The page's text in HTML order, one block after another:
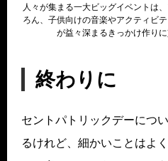
人々が集まる一大ビッグイベントは
ろん、子供向けの音楽やアクティビ
が益々深まるきっかけ作り
終わりに
セントパトリックデーにつ
るけれど、細かいことはよ